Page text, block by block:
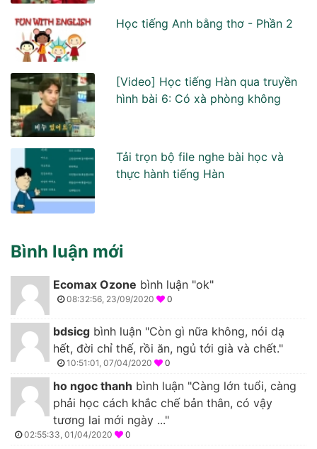
Học tiếng Anh bằng thơ - Phần 2
[Video] Học tiếng Hàn qua truyền
hình bài 6: Có xà phòng không
Tải trọn bộ file nghe bài học và
thực hành tiếng Hàn
Bình luận mới
Ecomax Ozone bình luận "ok"
08:32:56, 23/09/2020 0
bdsicg bình luận "Còn gì nữa không, nói dạ
hết, đời chỉ thế, rồi ăn, ngủ tới già và chết."
10:51:01, 07/04/2020 0
ho ngoc thanh bình luận "Càng lớn tuổi, càng
phải học cách khắc chế bản thân, có vậy
tương lai mới ngày ..."
02:55:33, 01/04/2020 0